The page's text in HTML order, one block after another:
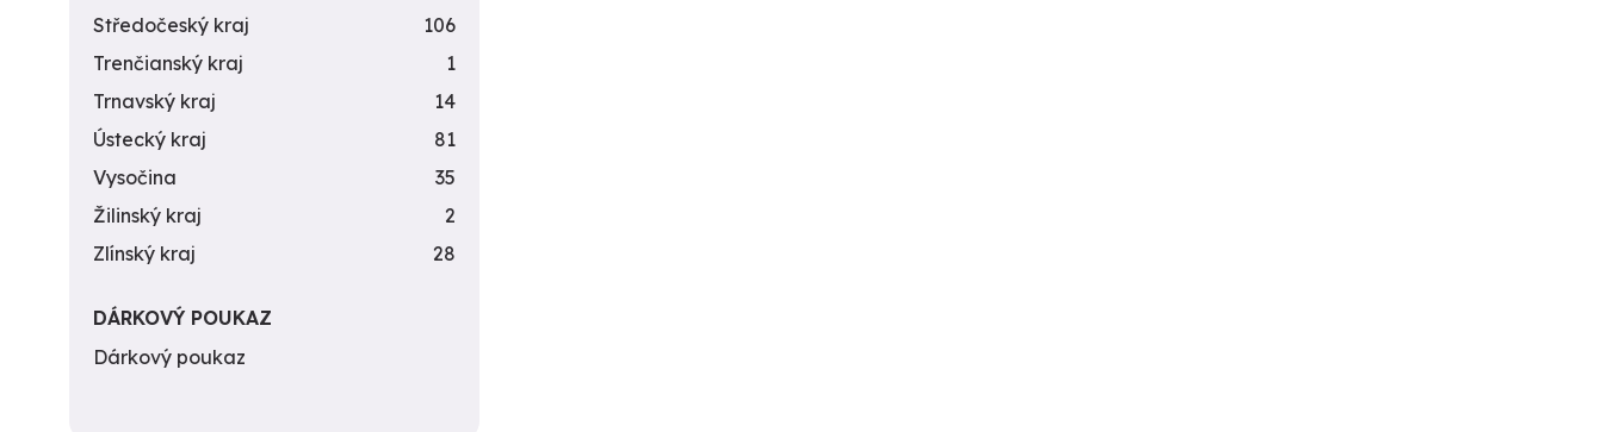
Středočeský kraj
106
Trenčianský kraj
1
Trnavský kraj
14
Ústecký kraj
81
Vysočina
35
Žilinský kraj
2
Zlínský kraj
28
DÁRKOVÝ POUKAZ
Dárkový poukaz